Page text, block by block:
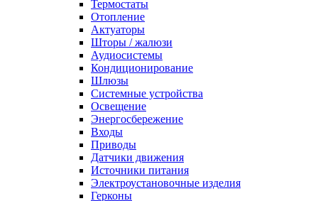
Термостаты
Отопление
Актуаторы
Шторы / жалюзи
Аудиосистемы
Кондиционирование
Шлюзы
Системные устройства
Освещение
Энергосбережение
Входы
Приводы
Датчики движения
Источники питания
Электроустановочные изделия
Герконы